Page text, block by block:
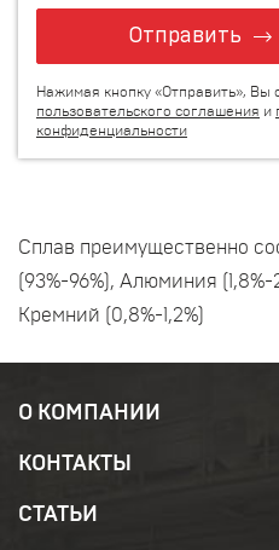
Отправить
Нажимая кнопку «Отправить», Вы
пользовательского соглашения и
конфиденциальности
Сплав преимущественно
(93%-96%), Алюминия
Кремний (0,8%-1,2%)
О КОМПАНИИ
КОНТАКТЫ
СТАТЬИ